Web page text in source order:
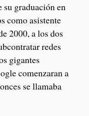
su graduación en
como asistente
2000, a los dos
redes
gigantes
comenzaran a
se llamaba